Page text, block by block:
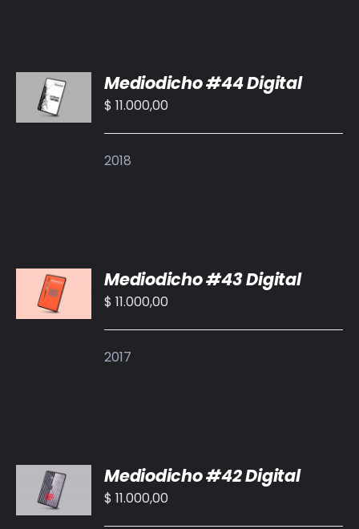
AL
CARRITO
/
Mediodicho #44 Digital
$ 11.000,00
2018
AL
CARRITO
/
Mediodicho #43 Digital
$ 11.000,00
2017
AL
CARRITO
/
Mediodicho #42 Digital
$ 11.000,00